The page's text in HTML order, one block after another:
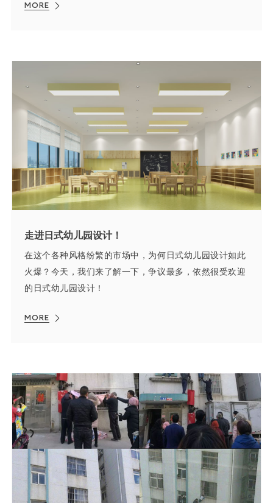
MORE
走进日式幼儿园设计！
在这个各种风格纷繁的市场中，为何日式幼儿园设计如此
火爆？今天，我们来了解一下，争议最多，依然很受欢迎
的日式幼儿园设计！
MORE